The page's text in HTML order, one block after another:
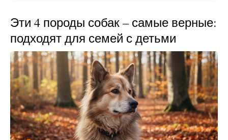
Эти 4 породы собак – самые верные:
подходят для семей с детьми